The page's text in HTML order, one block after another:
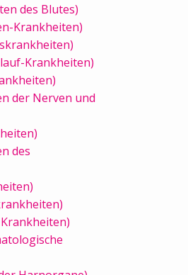
des Blutes)
Krankheiten)
Krankheiten)
der Nerven und
des